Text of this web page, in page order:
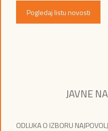
Pogledaj listu novosti
JAVNE
ODLUKA O IZBORU